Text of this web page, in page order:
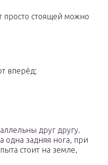
просто стоящей можно
вперёд;
друг другу.
одна задняя нога, при
стоит на земле,